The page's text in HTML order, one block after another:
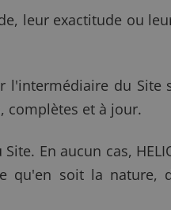
leur exactitude ou
l'intermédiaire du Site
complètes et à jour.
En aucun cas,
qu'en soit la nature,